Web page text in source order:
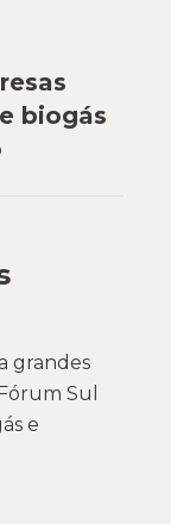
biogás
grandes
Sul
e